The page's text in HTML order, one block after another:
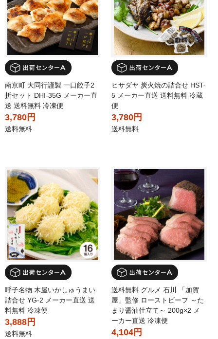
南京町 大同行謹製 一口餃子2
折セット DHI-35G メーカー直
送 送料無料 冷凍便
3,780円
送料無料
ヒサダヤ 炭火焼の詰合せ HST-
5 メーカー直送 送料無料 冷蔵
便
3,780円
送料無料
呼子名物 木屋いかしゅうまい
詰合せ YG-2 メーカー直送 送
料無料 冷凍便
3,888円
送料無料
送料無料 グルメ 石川 「加賀
屋」監修 ローストビーフ ～た
まり醤油仕立て～ 200g×2 メ
ーカー直送 冷凍便
4,104円